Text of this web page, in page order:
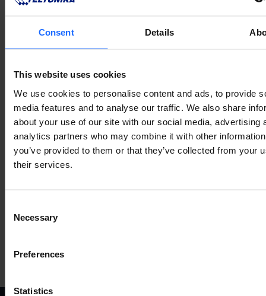
Consent Details
This website uses cookies
We use cookies to personalise content and ads, to provide
media features and to analyse our traffic. We also share
about your use of our site with our social media, advertising
analytics partners who may combine it with other
you’ve provided to them or that they’ve collected from your
their services.
Selection
Necessary
Preferences
Statistics
СУМІСНІ ПРОДУКТИ
MORE PRODUCTS
COMPATIBLE